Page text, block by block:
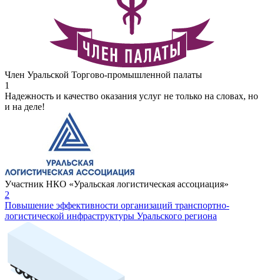
Член Уральской Торгово-промышленной палаты
1
Надежность и качество оказания услуг не только на словах, но
и на деле!
Участник НКО «Уральская логистическая ассоциация»
2
Повышение эффективности организаций транспортно-
логистической инфраструктуры Уральского региона